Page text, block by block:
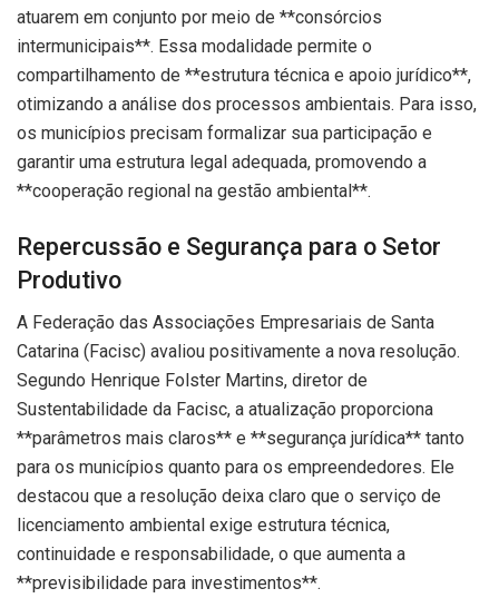
atuarem em conjunto por meio de **consórcios
intermunicipais**. Essa modalidade permite o
compartilhamento de **estrutura técnica e apoio jurídico**,
otimizando a análise dos processos ambientais. Para isso,
os municípios precisam formalizar sua participação e
garantir uma estrutura legal adequada, promovendo a
**cooperação regional na gestão ambiental**.
Repercussão e Segurança para o Setor
Produtivo
A Federação das Associações Empresariais de Santa
Catarina (Facisc) avaliou positivamente a nova resolução.
Segundo Henrique Folster Martins, diretor de
Sustentabilidade da Facisc, a atualização proporciona
**parâmetros mais claros** e **segurança jurídica** tanto
para os municípios quanto para os empreendedores. Ele
destacou que a resolução deixa claro que o serviço de
licenciamento ambiental exige estrutura técnica,
continuidade e responsabilidade, o que aumenta a
**previsibilidade para investimentos**.